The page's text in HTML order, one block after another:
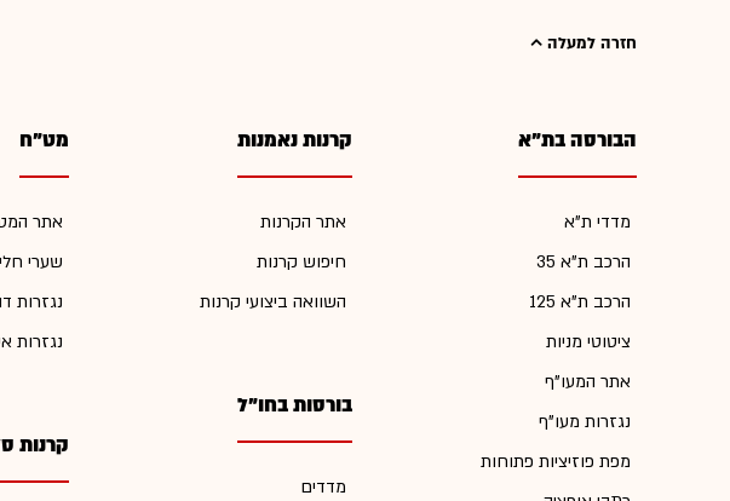
חזרה למעלה
הבורסה בת"א
מדדי ת"א
הרכב ת"א 35
הרכב ת"א 125
ציטוטי מניות
אתר המעו"ף
נגזרות מעו"ף
מפת פוזיציות פתוחות
קרנות נאמנות
אתר הקרנות
חיפוש קרנות
השוואה ביצועי קרנות
בורסות בחו"ל
מדדים
מט"ח
אתר
שערי
נגזרות
נגזרות
קרנות